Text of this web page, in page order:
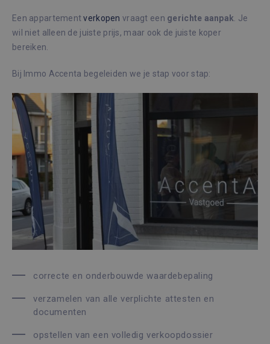
Een appartementverkopen vraagt een gerichte aanpak . Je
wil niet alleen de juiste prijs, maar ook de juiste koper
bereiken.
Bij Immo Accenta begeleiden we je stap voor stap:
correcte en onderbouwde waardebepaling
verzamelen van alle verplichte attesten en
documenten
opstellen van een volledig verkoopdossier